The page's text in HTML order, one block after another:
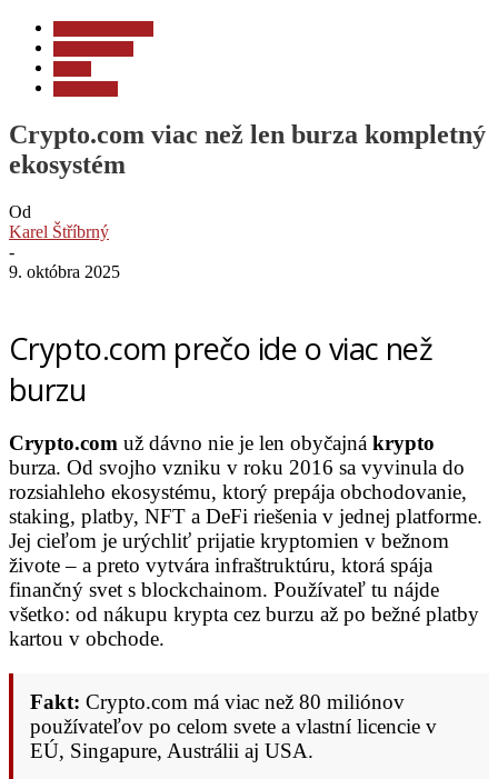
Crypto.com viac než len burza kompletný
ekosystém
Od
Karel Štříbrný
-
9. októbra 2025
Crypto.com prečo ide o viac než
burzu
Crypto.com už dávno nie je len obyčajná krypto
burza. Od svojho vzniku v roku 2016 sa vyvinula do
rozsiahleho ekosystému, ktorý prepája obchodovanie,
staking, platby, NFT a DeFi riešenia v jednej platforme.
Jej cieľom je urýchliť prijatie kryptomien v bežnom
živote – a preto vytvára infraštruktúru, ktorá spája
finančný svet s blockchainom. Používateľ tu nájde
všetko: od nákupu krypta cez burzu až po bežné platby
kartou v obchode.
Fakt: Crypto.com má viac než 80 miliónov
používateľov po celom svete a vlastní licencie v
EÚ, Singapure, Austrálii aj USA.